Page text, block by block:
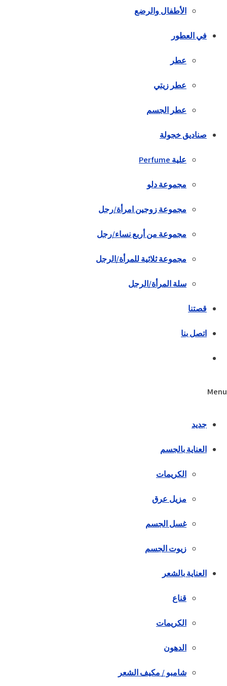
الأطفال والرضع
في العطور
عطر
عطر زيتي
عطر الجسم
صناديق خجولة
علية Perfume
مجموعة دلو
مجموعة زوجين امرأة/رجل
مجموعة من أربع نساء/رجل
مجموعة ثلاثية للمرأة/الرجل
سلة المرأة/الرجل
قصتنا
اتصل بنا
Menu
جديد
العناية بالجسم
الكريمات
مزيل عرق
غسل الجسم
زيوت الجسم
العناية بالشعر
قناع
الكريمات
الدهون
شامبو / مكيف الشعر